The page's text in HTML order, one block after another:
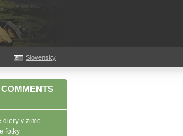
Slovensky
diery v zime
fotky